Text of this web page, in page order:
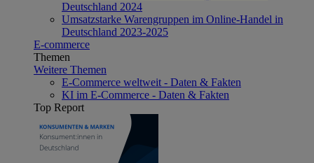
Deutschland 2024
Umsatzstarke Warengruppen im Online-Handel in
Deutschland 2023-2025
E-commerce
Themen
Weitere Themen
E-Commerce weltweit - Daten & Fakten
KI im E-Commerce - Daten & Fakten
Top Report